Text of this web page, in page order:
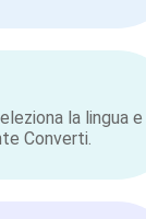
la lingua e
Converti.